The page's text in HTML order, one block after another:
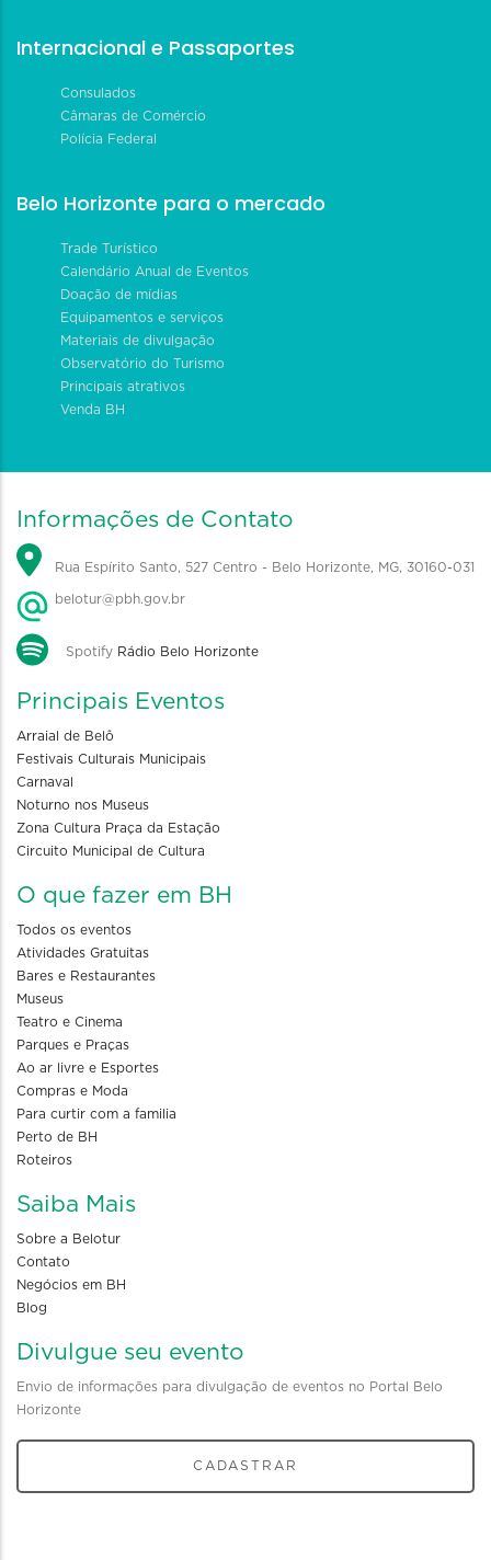
Internacional e Passaportes
Consulados
Câmaras de Comércio
Polícia Federal
Belo Horizonte para o mercado
Trade Turístico
Calendário Anual de Eventos
Doação de mídias
Equipamentos e serviços
Materiais de divulgação
Observatório do Turismo
Principais atrativos
Venda BH
Informações de Contato
Rua Espírito Santo, 527 Centro - Belo Horizonte, MG, 30160-031
belotur@pbh.gov.br
Spotify Rádio Belo Horizonte
Principais Eventos
Arraial de Belô
Festivais Culturais Municipais
Carnaval
Noturno nos Museus
Zona Cultura Praça da Estação
Circuito Municipal de Cultura
O que fazer em BH
Todos os eventos
Atividades Gratuitas
Bares e Restaurantes
Museus
Teatro e Cinema
Parques e Praças
Ao ar livre e Esportes
Compras e Moda
Para curtir com a familia
Perto de BH
Roteiros
Saiba Mais
Sobre a Belotur
Contato
Negócios em BH
Blog
Divulgue seu evento
Envio de informações para divulgação de eventos no Portal Belo
Horizonte
CADASTRAR